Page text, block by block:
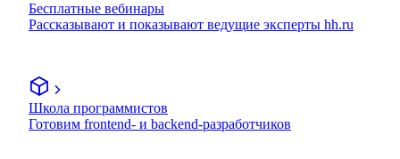
Бесплатные вебинары
Рассказывают и показывают ведущие эксперты hh.ru
Школа программистов
Готовим frontend- и backend-разработчиков